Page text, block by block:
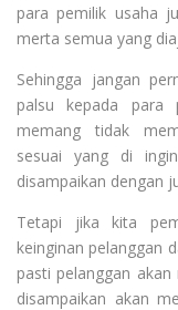
para pemilik usaha
merta semua yang
Sehingga jangan
palsu kepada para
memang tidak
sesuai yang di
disampaikan dengan
Tetapi jika kita
keinginan pelanggan
pasti pelanggan
disampaikan akan